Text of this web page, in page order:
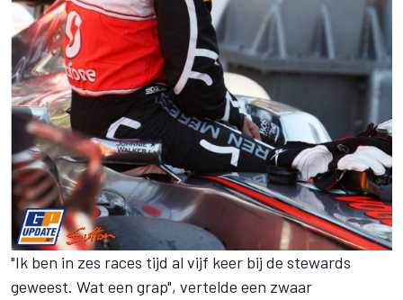
"Ik ben in zes races tijd al vijf keer bij de stewards
geweest. Wat een grap", vertelde een zwaar